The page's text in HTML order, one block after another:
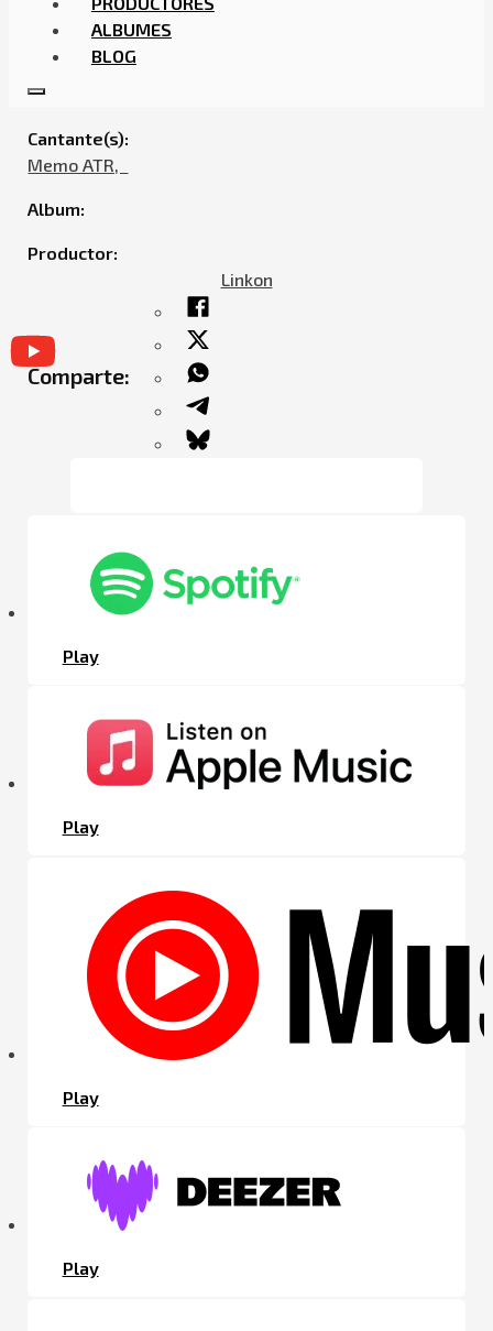
ALBUMES
BLOG
MEMO ATR – SADICA (FEAT. LB MERCY & JEANKI G)
Cantante(s):
Memo ATR,ㅤㅤ
Album:
Productor:
Linkon
Comparte:
Play
Play
Play
Play